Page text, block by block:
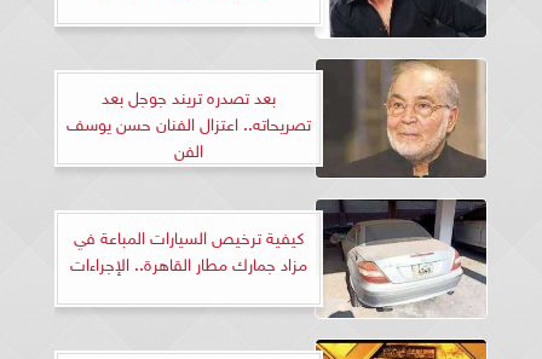
بعد تصدره تريند جوجل بعد
تصريحاته.. اعتزال الفنان حسن يوسف
الفن
كيفية ترخيص السيارات المباعة في
مزاد جمارك مطار القاهرة.. الإجراءات